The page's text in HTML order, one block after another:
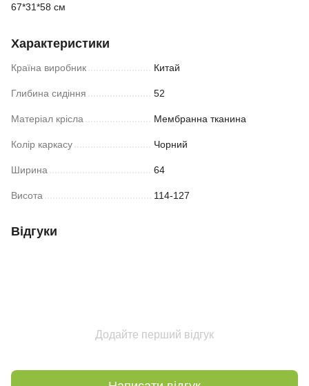
67*31*58 см
Характеристики
Країна виробник Китай
Глибина сидіння 52
Матеріал крісла Мембранна тканина
Колір каркасу Чорний
Ширина 64
Висота 114-127
Відгуки
Додайте перший відгук